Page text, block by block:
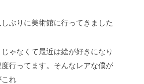
ぶりに美術館に行ってきました
ゃなくて最近は絵が好きになり
行ってます。そんなレアな僕が
れ